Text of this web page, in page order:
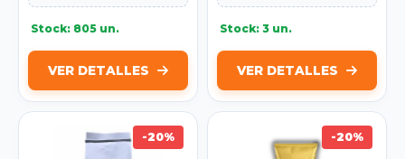
Stock: 805 un.
VER DETALLES
Stock: 3 un.
VER DETALLES
-20% -20%